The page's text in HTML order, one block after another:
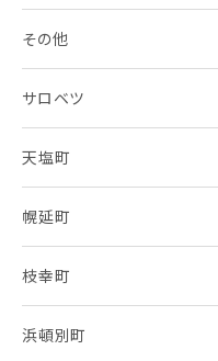
その他
サロベツ
天塩町
幌延町
枝幸町
浜頓別町